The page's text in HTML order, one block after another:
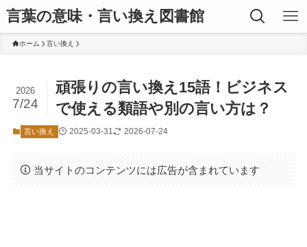
言葉の意味・言い換え図書館
ホーム 言い換え
頑張りの言い換え15語！ビジネス
で使える類語や別の言い方は？
2026
7/24
言い換え 2025-03-31 2026-07-24
当サイトのコンテンツには広告が含まれています